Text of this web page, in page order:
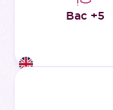
Bac +5